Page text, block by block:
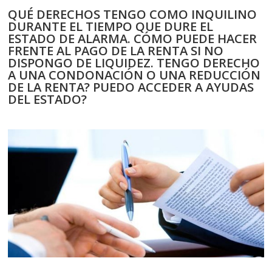
QUÉ DERECHOS TENGO COMO INQUILINO
DURANTE EL TIEMPO QUE DURE EL
ESTADO DE ALARMA. CÓMO PUEDE HACER
FRENTE AL PAGO DE LA RENTA SI NO
DISPONGO DE LIQUIDEZ. TENGO DERECHO
A UNA CONDONACIÓN O UNA REDUCCIÓN
DE LA RENTA? PUEDO ACCEDER A AYUDAS
DEL ESTADO?